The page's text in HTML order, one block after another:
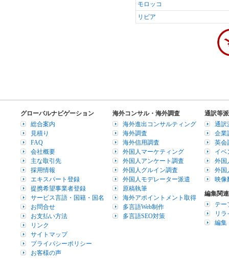
モロッコ
リビア
グローバルナビゲーション
総合案内
見積り
FAQ
会社概要
主な取引先
採用情報
エキスパート登録
提携希望事業者登録
サービス言語・国籍・国名
お問合せ
お支払い方法
リンク
サイトマップ
プライバシーポリシー
お客様の声
海外コンサル・海外調査
海外進出コンサルティング
海外調査
海外信用調査
外国人マーケティング
外国人アンケート調査
外国人グルイン調査
外国人モデレーター派遣
原稿執筆
海外アポイントメント取得
多言語Web制作
多言語SEO対策
通訳等
通訳
企業
英会
イベ
外国
外国
映像
編集関連
テー
リラ
編集